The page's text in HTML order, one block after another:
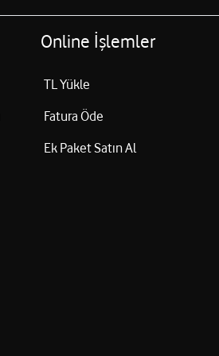
Online İşlemler
TL Yükle
Fatura Öde
Ek Paket Satın Al